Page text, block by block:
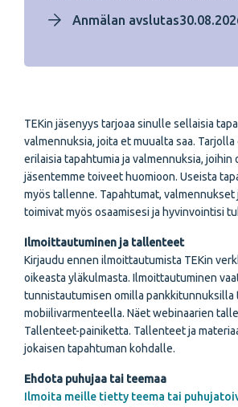
Anmälan
TEKin jäsenyys tarjoaa sinulle sellaisia
valmennuksia, joita et muualta saa.
erilaisia tapahtumia ja valmennuksia,
jäsentemme toiveet huomioon. Useista
myös tallenne. Tapahtumat,
toimivat myös osaamisesi ja hyvinvointisi
Ilmoittautuminen ja tallenteet
Kirjaudu ennen ilmoittautumista TEKin
oikeasta yläkulmasta. Ilmoittautuminen
tunnistautumisen omilla pankkitunnuksilla
mobiilivarmenteella. Näet webinaarien
Tallenteet-painiketta. Tallenteet ja
jokaisen tapahtuman kohdalle.
Ehdota puhujaa tai teemaa
Ilmoita meille tietty teema tai